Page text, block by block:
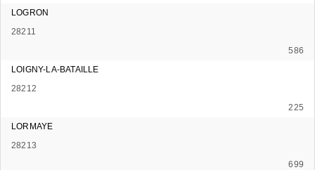
LOGRON
28211
586
LOIGNY-LA-BATAILLE
28212
225
LORMAYE
28213
699